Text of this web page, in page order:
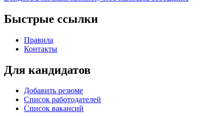
Быстрые ссылки
Правила
Контакты
Для кандидатов
Добавить резюме
Список работодателей
Список вакансий